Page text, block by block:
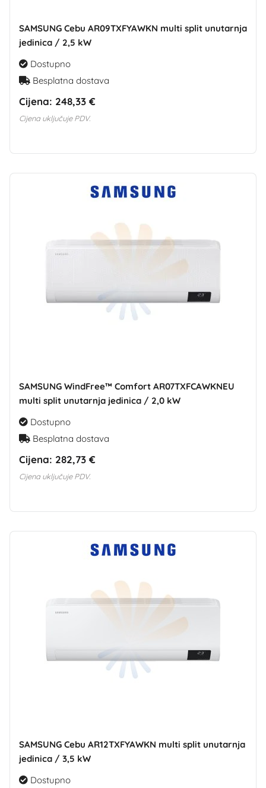
SAMSUNG Cebu AR09TXFYAWKN multi split unutarnja
jedinica / 2,5 kW
Dostupno
Besplatna dostava
Cijena: 248,33 €
Cijena uključuje PDV.
SAMSUNG WindFree™ Comfort AR07TXFCAWKNEU
multi split unutarnja jedinica / 2,0 kW
Dostupno
Besplatna dostava
Cijena: 282,73 €
Cijena uključuje PDV.
SAMSUNG Cebu AR12TXFYAWKN multi split unutarnja
jedinica / 3,5 kW
Dostupno